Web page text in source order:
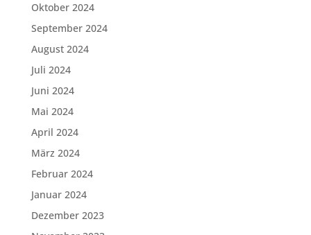
Oktober 2024
September 2024
August 2024
Juli 2024
Juni 2024
Mai 2024
April 2024
März 2024
Februar 2024
Januar 2024
Dezember 2023